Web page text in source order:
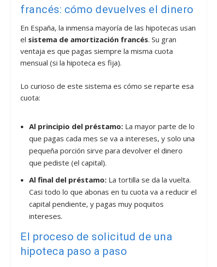
francés: cómo devuelves el dinero
En España, la inmensa mayoría de las hipotecas usan
el sistema de amortización francés. Su gran
ventaja es que pagas siempre la misma cuota
mensual (si la hipoteca es fija).
Lo curioso de este sistema es cómo se reparte esa
cuota:
Al principio del préstamo:La mayor parte de lo
que pagas cada mes se va a intereses, y solo una
pequeña porción sirve para devolver el dinero
que pediste (el capital).
Al final del préstamo:La tortilla se da la vuelta.
Casi todo lo que abonas en tu cuota va a reducir el
capital pendiente, y pagas muy poquitos
intereses.
El proceso de solicitud de una
hipoteca paso a paso